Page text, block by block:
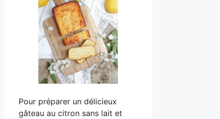
Pour préparer un délicieux
gâteau au citron sans lait et